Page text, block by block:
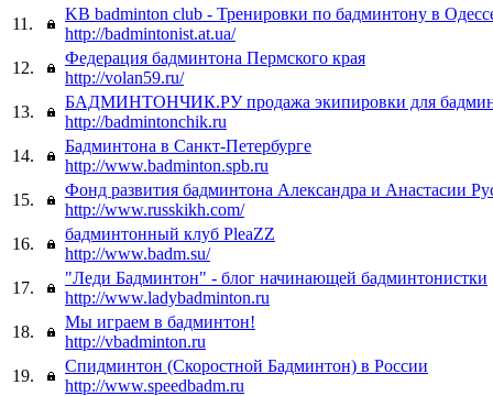
11.
KB badminton club - Тренировки по бадминтону в
http://badmintonist.at.ua/
12.
Федерация бадминтона Пермского края
http://volan59.ru/
13.
БАДМИНТОНЧИК.РУ продажа экипировки для
http://badmintonchik.ru
14.
Бадминтона в Санкт-Петербурге
http://www.badminton.spb.ru
15.
Фонд развития бадминтона Александра и Анастасии
http://www.russkikh.com/
16.
бадминтонный клуб PleaZZ
http://www.badm.su/
17.
"Леди Бадминтон" - блог начинающей бадминтонистки
http://www.ladybadminton.ru
18.
Мы играем в бадминтон!
http://vbadminton.ru
19.
Спидминтон (Скоростной Бадминтон) в России
http://www.speedbadm.ru